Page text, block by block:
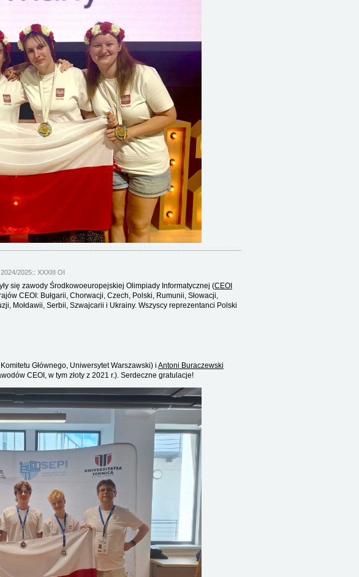
2025 XXXIII OI
się zawody Środkowoeuropejskiej Olimpiady Informatycznej (CEOI
CEOI: Bułgarii, Chorwacji, Czech, Polski, Rumunii, Słowacji,
Mołdawii, Serbii, Szwajcarii i Ukrainy. Wszyscy reprezentanci Polski
Głównego, Uniwersytet Warszawski) i Antoni Buraczewski
CEOI, w tym złoty z 2021 r.). Serdeczne gratulacje!